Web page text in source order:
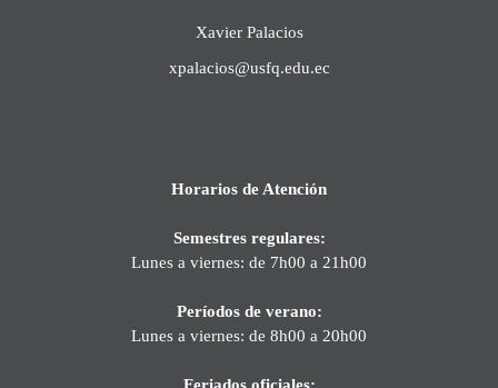
Xavier Palacios
xpalacios@usfq.edu.ec
Horarios de Atención
Semestres regulares:
Lunes a viernes: de 7h00 a 21h00
Períodos de verano:
Lunes a viernes: de 8h00 a 20h00
Feriados oficiales: